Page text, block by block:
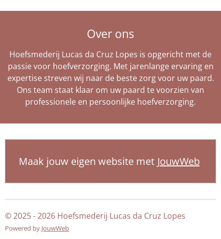
Over ons
Hoefsmederij Lucas da Cruz Lopes is opgericht met de
passie voor hoefverzorging. Met jarenlange ervaring en
expertise streven wij naar de beste zorg voor uw paard.
Ons team staat klaar om uw paard te voorzien van
professionele en persoonlijke hoefverzorging.
Maak jouw eigen website met JouwWeb
© 2025 - 2026 Hoefsmederij Lucas da Cruz Lopes
Powered by JouwWeb